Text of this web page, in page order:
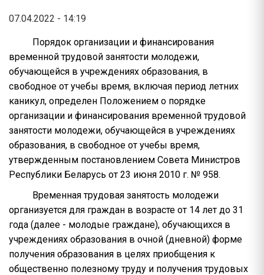
07.04.2022 - 14:19
Порядок организации и финансирования
временной трудовой занятости молодежи,
обучающейся в учреждениях образования, в
свободное от учебы время, включая период летних
каникул, определен Положением о порядке
организации и финансирования временной трудовой
занятости молодежи, обучающейся в учреждениях
образования, в свободное от учебы время,
утвержденным постановлением Совета Министров
Республики Беларусь от 23 июня 2010 г. № 958.
Временная трудовая занятость молодежи
организуется для граждан в возрасте от 14 лет до 31
года (далее - молодые граждане), обучающихся в
учреждениях образования в очной (дневной) форме
получения образования в целях приобщения к
общественно полезному труду и получения трудовых